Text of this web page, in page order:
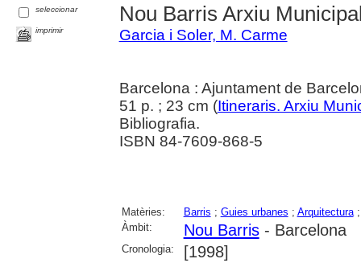
seleccionar
imprimir
Nou Barris Arxiu
Garcia i Soler, M. Carme
Barcelona : Ajuntament de
51 p. ; 23 cm (Itineraris. Arxiu
Bibliografia.
ISBN 84-7609-868-5
Matèries: Barris ; Guies urbanes ; Arquitectura
Àmbit:
Nou Barris- Barcelona
Cronologia: [1998]